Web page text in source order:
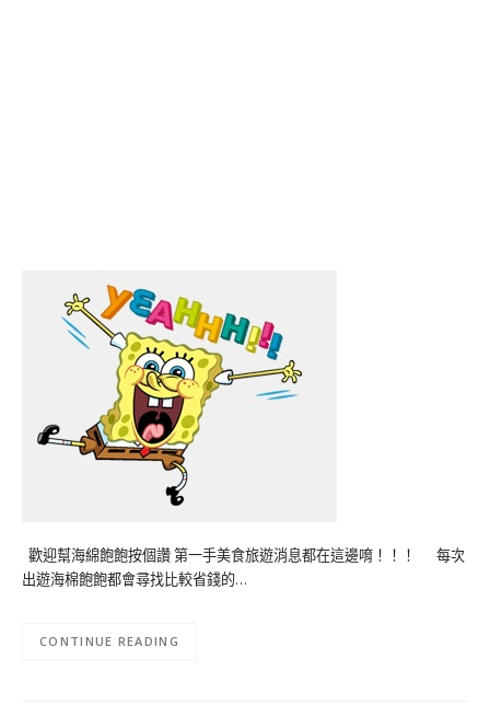
歡迎幫海綿飽飽按個讚 第一手美食旅遊消息都在這邊唷！！！ 每次
出遊海棉飽飽都會尋找比較省錢的…
CONTINUE READING